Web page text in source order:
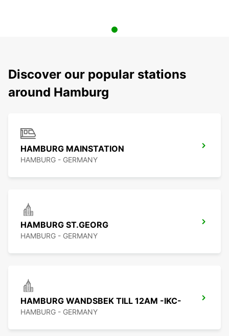
Discover our popular stations
around Hamburg
HAMBURG MAINSTATION
HAMBURG - GERMANY
HAMBURG ST.GEORG
HAMBURG - GERMANY
HAMBURG WANDSBEK TILL 12AM -IKC-
HAMBURG - GERMANY